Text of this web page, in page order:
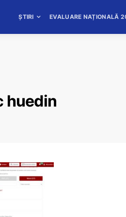
ȘTIRI EVALUARE NAȚIONALĂ
huedin